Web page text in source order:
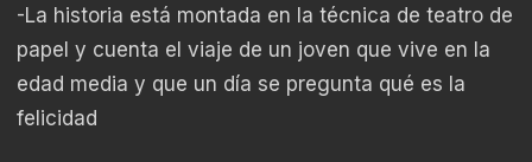
-La historia está montada en la técnica de teatro de
papel y cuenta el viaje de un joven que vive en la
edad media y que un día se pregunta qué es la
felicidad